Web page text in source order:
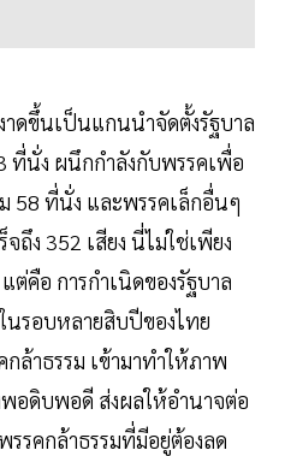
าดขึ้นเป็นแกนนำจัดตั้งรัฐบาล
ที่นั่ง ผนึกกำลังกับพรรคเพื่อ
58 ที่นั่ง และพรรคเล็กอื่นๆ
ถึง 352 เสียง นี่ไม่ใช่เพียง
ต่คือ การกำเนิดของรัฐบาล
นรอบหลายสิบปีของไทย
ล้าธรรม เข้ามาทำให้ภาพ
พอดิบพอดี ส่งผลให้อำนาจต่อ
รรคกล้าธรรมที่มีอยู่ต้องลด